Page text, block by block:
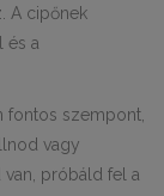
A cipőnek
és a
fontos szempont,
vagy
próbáld fel a